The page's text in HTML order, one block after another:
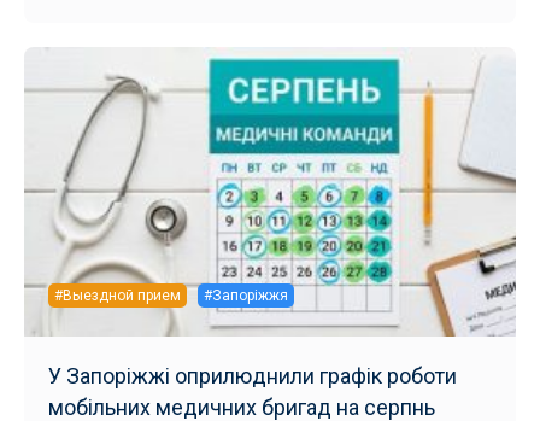
#Выездной прием #Запоріжжя
У Запоріжжі оприлюднили графік роботи
мобільних медичних бригад на серпнь